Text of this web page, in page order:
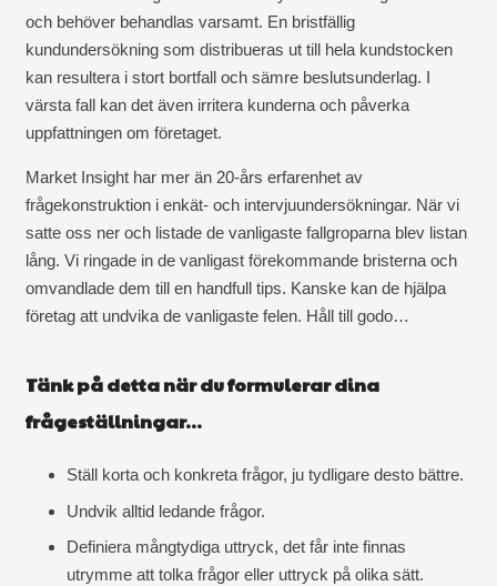
och behöver behandlas varsamt. En bristfällig
kundundersökning som distribueras ut till hela kundstocken
kan resultera i stort bortfall och sämre beslutsunderlag. I
värsta fall kan det även irritera kunderna och påverka
uppfattningen om företaget.
Market Insight har mer än 20-års erfarenhet av
frågekonstruktion i enkät- och intervjuundersökningar. När vi
satte oss ner och listade de vanligaste fallgroparna blev listan
lång. Vi ringade in de vanligast förekommande bristerna och
omvandlade dem till en handfull tips. Kanske kan de hjälpa
företag att undvika de vanligaste felen. Håll till godo…
Tänk på detta när du formulerar dina
frågeställningar…
Ställ korta och konkreta frågor, ju tydligare desto bättre.
Undvik alltid ledande frågor.
Definiera mångtydiga uttryck, det får inte finnas
utrymme att tolka frågor eller uttryck på olika sätt.